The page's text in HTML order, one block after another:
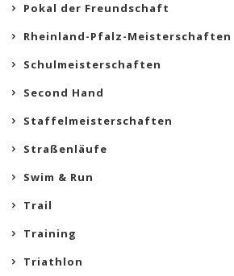
Pokal der Freundschaft
Rheinland-Pfalz-Meisterschaften
Schulmeisterschaften
Second Hand
Staffelmeisterschaften
Straßenläufe
Swim & Run
Trail
Training
Triathlon